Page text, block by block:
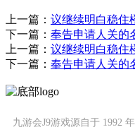
上一篇： 议继续明白稳住
下一篇： 奉告申请人关的
上一篇： 议继续明白稳住
下一篇： 奉告申请人关的
九游会J9游戏源自于 1992